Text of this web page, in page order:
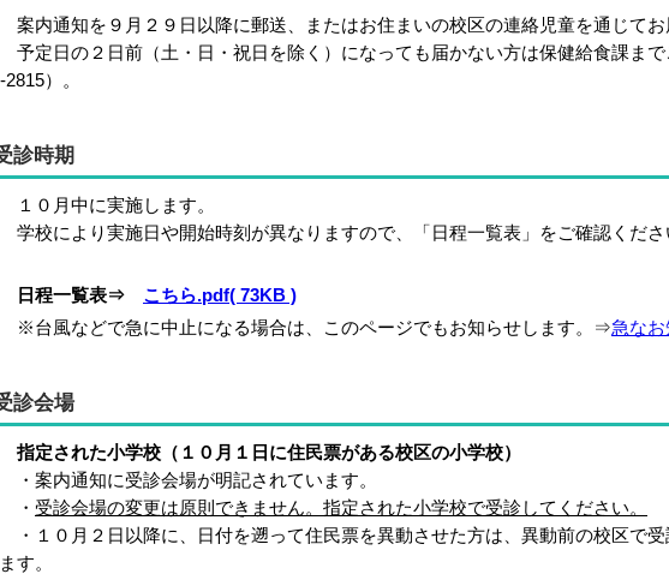
通知を９月２９日以降に郵送、またはお住まいの校区の連絡児童を通じてお
日の２日前（土・日・祝日を除く）になっても届かない方は保健給食課まで
2815）。
診時期
月中に実施します。
により実施日や開始時刻が異なりますので、「日程一覧表」をご確認くださ
日程一覧表⇒
こちら.pdf( 73KB )
風などで急に中止になる場合は、このページでもお知らせします。⇒急な
診会場
指定された小学校（１０月１日に住民票がある校区の小学校）
内通知に受診会場が明記されています。
受診会場の変更は原則できません。指定された小学校で受診してください。
０月２日以降に、日付を遡って住民票を異動させた方は、異動前の校区で受
す。